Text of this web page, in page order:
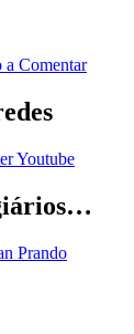
a Comentar
Youtube
Prando